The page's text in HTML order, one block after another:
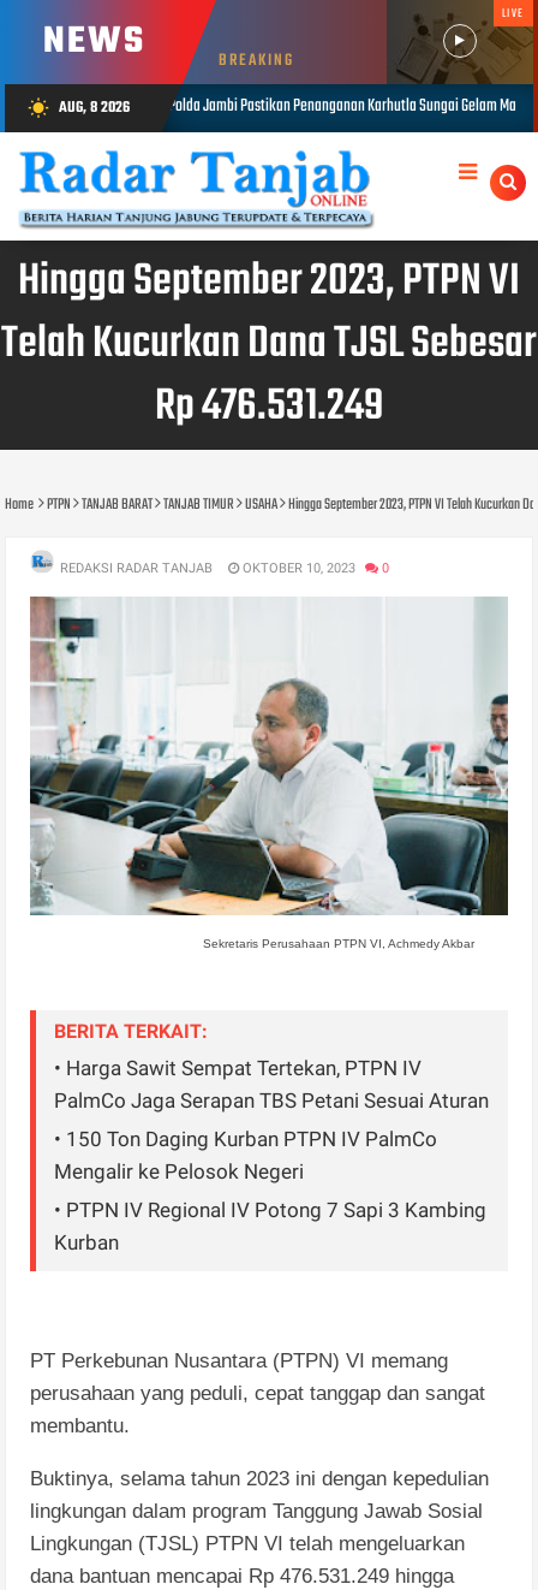
NEWS BREAKING
LIVE
wb_sunny AUG, 8 2026
Penanganan Karhutla Sungai Gelam Maksimal AUG 08, 2026 1.848 Personel
Hingga September 2023, PTPN VI
Telah Kucurkan Dana TJSL Sebesar
Rp 476.531.249
Home PTPN TANJAB BARAT TANJAB TIMUR USAHA Hingga September 2023, PTPN VI Telah Kucurkan
REDAKSI RADAR TANJAB OKTOBER 10, 2023 0
Sekretaris Perusahaan PTPN VI, Achmedy Akbar
BERITA TERKAIT:
• Harga Sawit Sempat Tertekan, PTPN IV
PalmCo Jaga Serapan TBS Petani Sesuai Aturan
• 150 Ton Daging Kurban PTPN IV PalmCo
Mengalir ke Pelosok Negeri
• PTPN IV Regional IV Potong 7 Sapi 3 Kambing
Kurban
PT Perkebunan Nusantara (PTPN) VI memang
perusahaan yang peduli, cepat tanggap dan sangat
membantu.
Buktinya, selama tahun 2023 ini dengan kepedulian
lingkungan dalam program Tanggung Jawab Sosial
Lingkungan (TJSL) PTPN VI telah mengeluarkan
dana bantuan mencapai Rp 476.531.249 hingga